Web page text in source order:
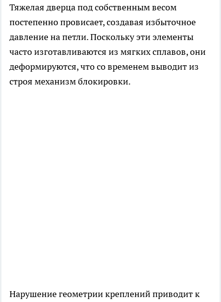
Тяжелая дверца под собственным весом
постепенно провисает, создавая избыточное
давление на петли. Поскольку эти элементы
часто изготавливаются из мягких сплавов, они
деформируются, что со временем выводит из
строя механизм блокировки.
Нарушение геометрии креплений приводит к